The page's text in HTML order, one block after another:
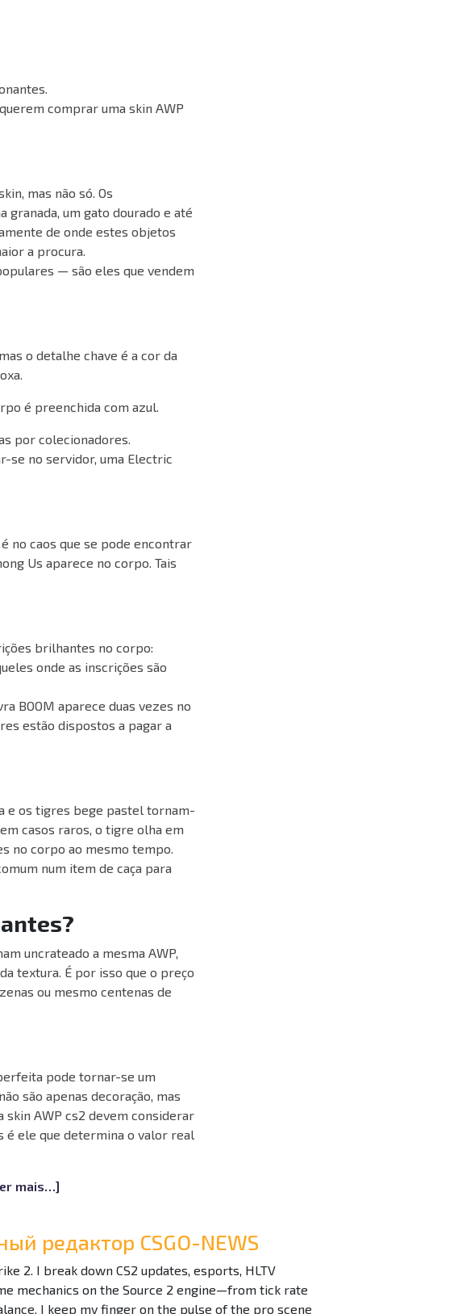
comprar uma skin AWP
mas não só. Os
um gato dourado e até
de onde estes objetos
a procura.
— são eles que vendem
o detalhe chave é a cor da
é preenchida com azul.
por colecionadores.
se no servidor, uma Electric
no caos que se pode encontrar
Us aparece no corpo. Tais
brilhantes no corpo:
onde as inscrições são
BOOM aparece duas vezes no
estão dispostos a pagar a
e os tigres bege pastel tornam-
casos raros, o tigre olha em
no corpo ao mesmo tempo.
num item de caça para
uncrateado a mesma AWP,
textura. É por isso que o preço
ou mesmo centenas de
pode tornar-se um
são apenas decoração, mas
AWP cs2 devem considerar
é ele que determina o valor real
mais…]
редактор CSGO-NEWS
2. I break down CS2 updates, esports, HLTV
mechanics on the Source 2 engine—from tick rate
I keep my finger on the pulse of the pro scene